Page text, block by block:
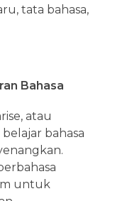
tata bahasa,
Bahasa
atau
bahasa
untuk